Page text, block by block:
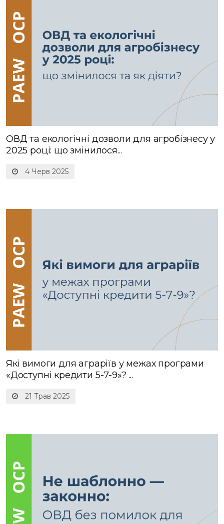
4 Черв 2025
ОВД та екологічні дозволи для агробізнесу у
2025 році: що змінилося...
21 Трав 2025
Які вимоги для аграріїв у межах програми
«Доступні кредити 5-7-9»? ...